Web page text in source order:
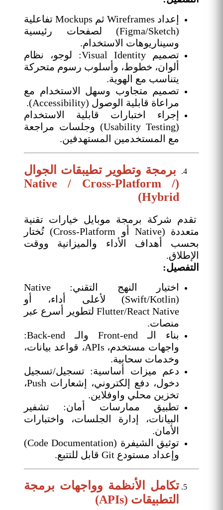
إعداد Wireframes ثم Mockups تفاعلية
(Figma/Sketch) لصفحات رئيسية
وسيناريوهات الاستخدام.
تصميم Visual Identity: لوجو، نظام
ألوان، خطوط، وأسلوب رسوم متحركة
يتناسب مع الهوية.
تصميم متجاوب وسهل الاستخدام مع
مراعاة قابلية الوصول (Accessibility).
إجراء اختبارات قابلية الاستخدام
(Usability Testing) وجلسات مراجعة
مع المستخدمين المستهدفين.
برمجة وتطوير تطيبقات الجوال
(Native / Cross-Platform /
Hybrid)
تقدم شركة برمجة موبايل خيارات تقنية
متعددة (Native أو Cross-Platform) تُختار
بحسب أهداف الأداء والميزانية ووقت
الإطلاق.
التفصيل:
اختيار النهج التقني: Native
(Swift/Kotlin) لأعلى أداء، أو
Flutter/React Native لتطوير أسرع عبر
منصات.
بناء الـ Front-end والـ Back-end:
واجهات مستخدم، APIs، قواعد بيانات،
وخدمات سحابية.
دعم ميزات أساسية: تسجيل/تسجيل
دخول، دفع إلكتروني، إشعارات Push،
تخزين محلي واوفلاين.
تطبيق ممارسات أمان: تشفير
البيانات، إدارة الجلسات، واختبارات
الأمان.
توثيق الشيفرة (Code Documentation)
وإعداد مستودع Git قابل للتتبع.
تكامل الأنظمة وواجهات برمجة
التطبيقات (APIs)